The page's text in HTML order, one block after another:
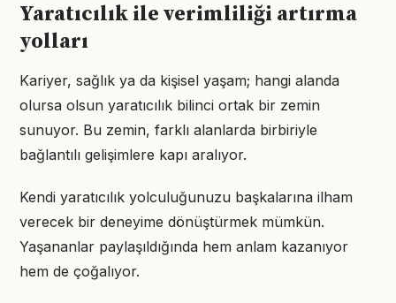
Yaratıcılık ile verimliliği artırma
yolları
Kariyer, sağlık ya da kişisel yaşam; hangi alanda
olursa olsun yaratıcılık bilinci ortak bir zemin
sunuyor. Bu zemin, farklı alanlarda birbiriyle
bağlantılı gelişimlere kapı aralıyor.
Kendi yaratıcılık yolculuğunuzu başkalarına ilham
verecek bir deneyime dönüştürmek mümkün.
Yaşananlar paylaşıldığında hem anlam kazanıyor
hem de çoğalıyor.